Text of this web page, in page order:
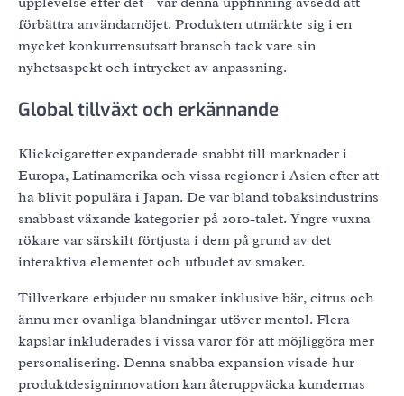
förbättra användarnöjet. Produkten utmärkte sig i en
mycket konkurrensutsatt bransch tack vare sin
nyhetsaspekt och intrycket av anpassning.
Global tillväxt och erkännande
Klickcigaretter expanderade snabbt till marknader i
Europa, Latinamerika och vissa regioner i Asien efter att
ha blivit populära i Japan. De var bland tobaksindustrins
snabbast växande kategorier på 2010-talet. Yngre vuxna
rökare var särskilt förtjusta i dem på grund av det
interaktiva elementet och utbudet av smaker.
Tillverkare erbjuder nu smaker inklusive bär, citrus och
ännu mer ovanliga blandningar utöver mentol. Flera
kapslar inkluderades i vissa varor för att möjliggöra mer
personalisering. Denna snabba expansion visade hur
produktdesigninnovation kan återuppväcka kundernas